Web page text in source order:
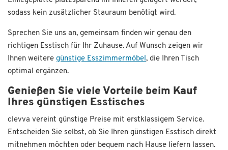
sodass kein zusätzlicher Stauraum benötigt wird.
Sprechen Sie uns an, gemeinsam finden wir genau den
richtigen Esstisch für Ihr Zuhause. Auf Wunsch zeigen wir
Ihnen weitere günstige Esszimmermöbel, die Ihren Tisch
optimal ergänzen.
Genießen Sie viele Vorteile beim Kauf
Ihres günstigen Esstisches
clevva vereint günstige Preise mit erstklassigem Service.
Entscheiden Sie selbst, ob Sie Ihren günstigen Esstisch direkt
mitnehmen möchten oder bequem nach Hause liefern lassen.